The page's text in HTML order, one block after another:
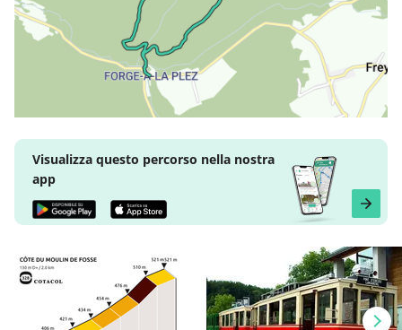
Visualizza questo percorso nella nostra
app